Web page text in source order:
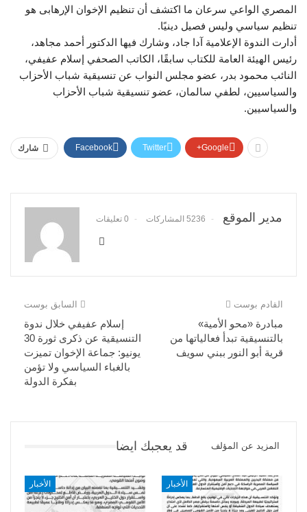
المصري الواعي سرعان ما اكتشف أن تنظيم الإخوان الإرهابى هو
تنظيم سياسي وليس فصيل دينيًا.
أدارت الندوة الإعلامية آدا جاد، وشارك فيها الدكتور أحمد مجاهد،
رئيس الهيئة العامة للكتاب سابقًا، الكاتب الصحفي إسلام عفيفي،
النائب محمود بدر، عضو مجلس النواب عن تنسيقية شباب الأحزاب
والسياسيين، لطفي سالمان، عضو تنسيقية شباب الأحزاب
والسياسيين.
شارك Facebook Twitter Google+
مدير الموقع 5236 المشاركات 0 تعليقات
السابق بوست
إسلام عفيفي خلال ندوة
التنسيقية عن ذكرى ثورة 30
يونيو: جماعة الإخوان تميزت
بالغباء السياسي ولا تؤمن
بفكرة الدولة
القادم بوست
مبادرة «محو الأمية»
بالتنسيقية تبدأ فعالياتها من
قرية أبو النور ببني سويف
قد يعجبك ايضا المزيد عن المؤلف
الأخبار الأخبار